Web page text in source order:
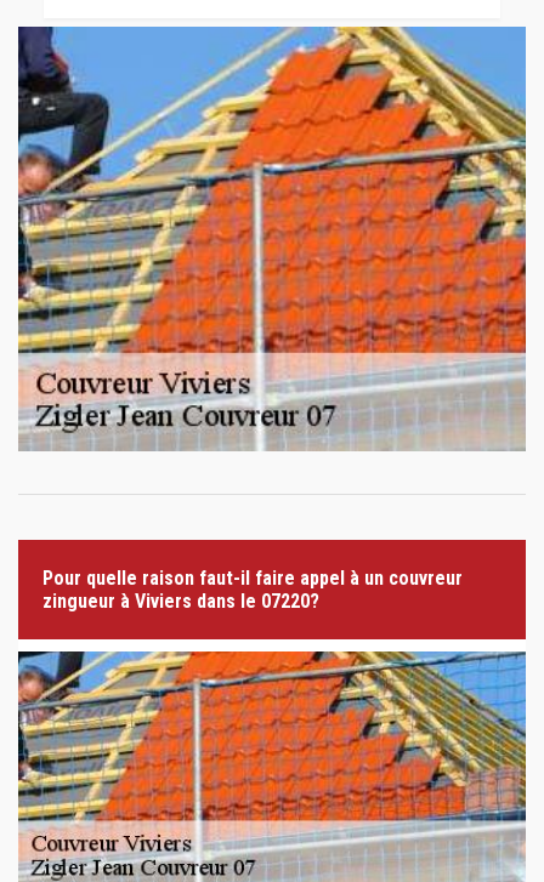
Pour quelle raison faut-il faire appel à un couvreur
zingueur à Viviers dans le 07220?